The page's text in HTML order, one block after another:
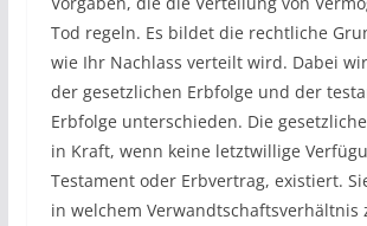
Tod regeln. Es bildet die rechtliche
wie Ihr Nachlass verteilt wird. Dabei
der gesetzlichen Erbfolge und der
Erbfolge unterschieden. Die
in Kraft, wenn keine letztwillige
Testament oder Erbvertrag, existiert.
in welchem Verwandtschaftsverhältnis